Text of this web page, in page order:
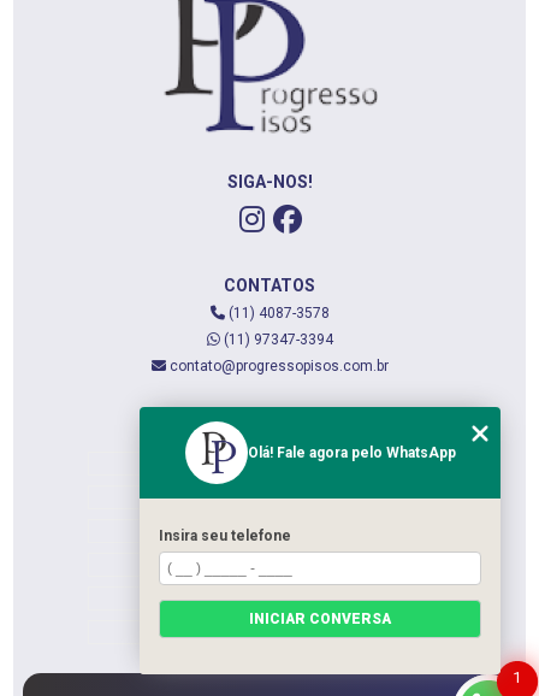
SIGA-NOS!
CONTATOS
(11) 4087-3578
(11) 97347-3394
contato@progressopisos.com.br
QUEM SOMOS
SERVIÇOS
CATEGORIAS
1
Olá! Fale agora pelo WhatsApp
Insira seu telefone
INICIAR CONVERSA